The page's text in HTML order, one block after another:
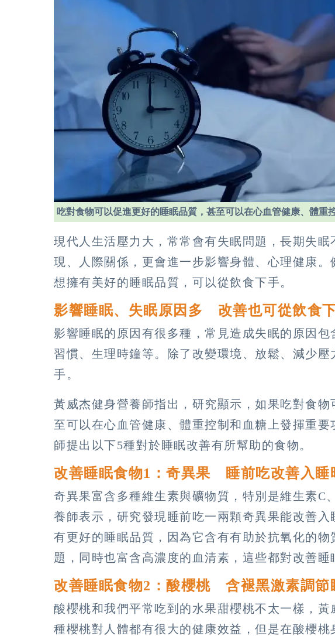
吃對食物可以促進更好的睡眠品質，甚至可以在心血管健康、體重
現代人生活壓力大，常常會有失眠問題，長期失
現、人際關係，更會進一步影響身體、心理健康
想擁有美好的睡眠品質，可以從飲食下手。
影響睡眠、失眠原因多 改善也可從飲食
影響睡眠的原因有很多種，常見造成失眠的原因
習慣、生理時鐘等。除了改變環境、放鬆、減少
手。
黃威杰健身營養師指出，研究顯示，如果吃對食
至可以在心血管健康、體重控制和血糖上發揮重
師提出以下5種對於睡眠改善有所幫助的食物。
改善睡眠食物1：奇異果 睡前吃改善入睡
奇異果富含多種維生素與礦物質，特別是維生素C
養師表示，研究發現睡前吃一兩顆奇異果能改善
有更好的睡眠品質，因為它含有有助於抗氧化的
題，同時也富含高濃度的血清素，這些都對改善睡
改善睡眠食物2：酸櫻桃 含褪黑激素調節
酸櫻桃和我們平常吃到的水果甜櫻桃不太一樣，
種櫻桃對人體都有很大的健康效益，但是在酸櫻